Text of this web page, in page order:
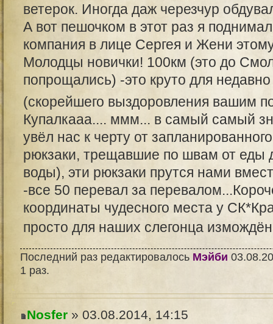
ветерок. Иногда даж черезчур
А вот пешочком в этот раз я
компания в лице Сергея и Жени
Молодцы новички! 100км (это до
попрощались) -это круто для
(скорейшего выздоровления вашим
Купалкааа.... ммм... в самый самый
увёл нас к черту от
рюкзаки, трещавшие по швам от еды
воды), эти рюкзаки прутся нами
-все 50 перевал за
координаты чудесного места у
просто для наших слегонца
Последний раз редактировалось Мэйби
1 раз.
Nosfer » 03.08.2014, 14:15